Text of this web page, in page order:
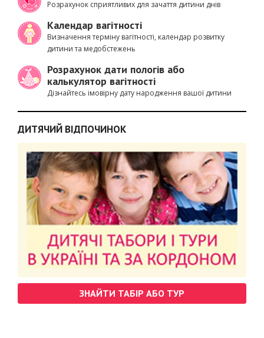
Розрахунок сприятливих для зачаття дитини днів
Календар вагітності
Визначення терміну вагітності, календар розвитку
дитини та медобстежень
Розрахунок дати пологів або
калькулятор вагітності
Дізнайтесь імовірну дату народження вашої дитини
ДИТЯЧИЙ ВІДПОЧИНОК
ЗНАЙТИ ТАБІР АБО ТУР